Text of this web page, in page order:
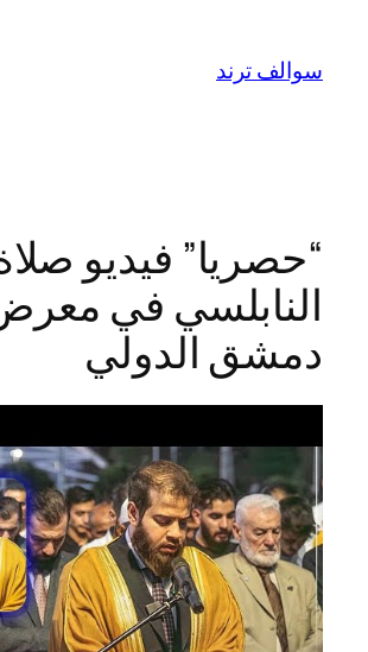
المحتوى
سوالف ترند
“حصريا” فيديو
النابلسي في
دمشق الدولي